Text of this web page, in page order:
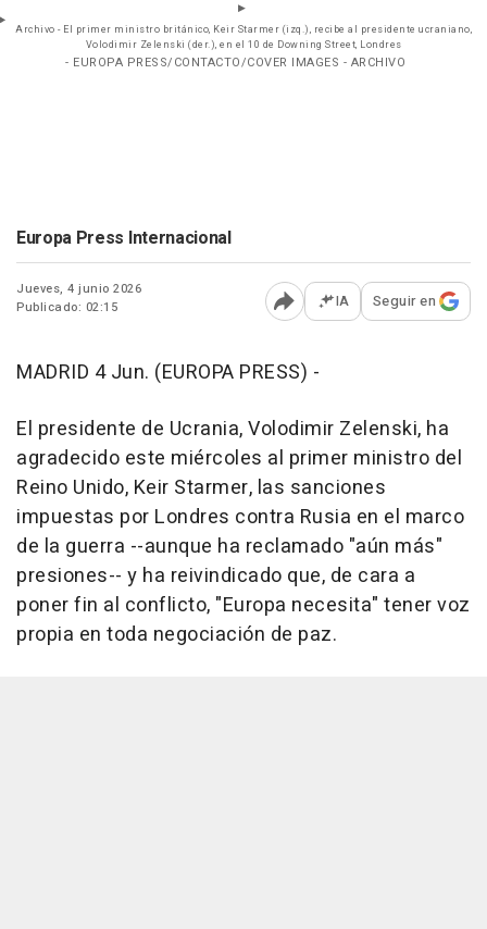
Archivo - El primer ministro británico, Keir Starmer (izq.), recibe al presidente ucraniano,
Volodimir Zelenski (der.), en el 10 de Downing Street, Londres
- EUROPA PRESS/CONTACTO/COVER IMAGES - ARCHIVO
Europa Press Internacional
Jueves, 4 junio 2026
Publicado: 02:15
Abrir opciones para
IA Seguir en
MADRID 4 Jun. (EUROPA PRESS) -
El presidente de Ucrania, Volodimir Zelenski, ha
agradecido este miércoles al primer ministro del
Reino Unido, Keir Starmer, las sanciones
impuestas por Londres contra Rusia en el marco
de la guerra --aunque ha reclamado "aún más"
presiones-- y ha reivindicado que, de cara a
poner fin al conflicto, "Europa necesita" tener voz
propia en toda negociación de paz.